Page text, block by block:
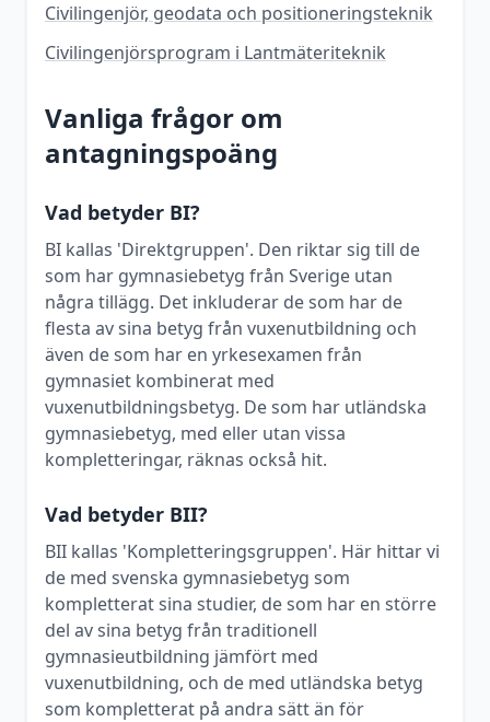
Civilingenjör, geodata och positioneringsteknik
Civilingenjörsprogram i Lantmäteriteknik
Vanliga frågor om
antagningspoäng
Vad betyder BI?
BI kallas 'Direktgruppen'. Den riktar sig till de
som har gymnasiebetyg från Sverige utan
några tillägg. Det inkluderar de som har de
flesta av sina betyg från vuxenutbildning och
även de som har en yrkesexamen från
gymnasiet kombinerat med
vuxenutbildningsbetyg. De som har utländska
gymnasiebetyg, med eller utan vissa
kompletteringar, räknas också hit.
Vad betyder BII?
BII kallas 'Kompletteringsgruppen'. Här hittar vi
de med svenska gymnasiebetyg som
kompletterat sina studier, de som har en större
del av sina betyg från traditionell
gymnasieutbildning jämfört med
vuxenutbildning, och de med utländska betyg
som kompletterat på andra sätt än för